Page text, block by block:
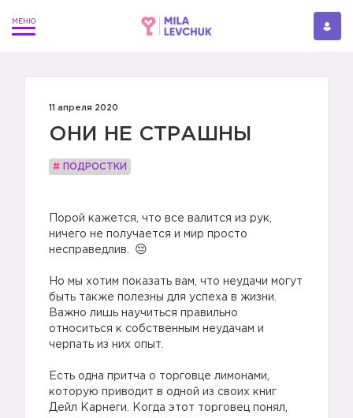
11 апреля 2020
ОНИ НЕ СТРАШНЫ
# ПОДРОСТКИ
Порой кажется, что все валится из рук,
ничего не получается и мир просто
несправедлив.
Но мы хотим показать вам, что неудачи могут
быть также полезны для успеха в жизни.
Важно лишь научиться правильно
относиться к собственным неудачам и
черпать из них опыт.
Есть одна притча о торговце лимонами,
которую приводит в одной из своих книг
Дейл Карнеги. Когда этот торговец понял,